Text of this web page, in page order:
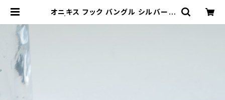
オニキス フック バングル シルバー9